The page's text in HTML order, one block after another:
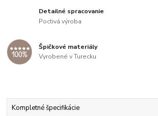
Detailné spracovanie
Poctivá výroba
Špičkové materiály
Vyrobené v Turecku
Kompletné špecifikácie